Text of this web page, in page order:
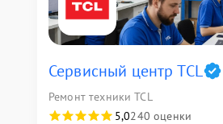
Сервисный центр TCL
Ремонт техники TCL
5,0240 оценки